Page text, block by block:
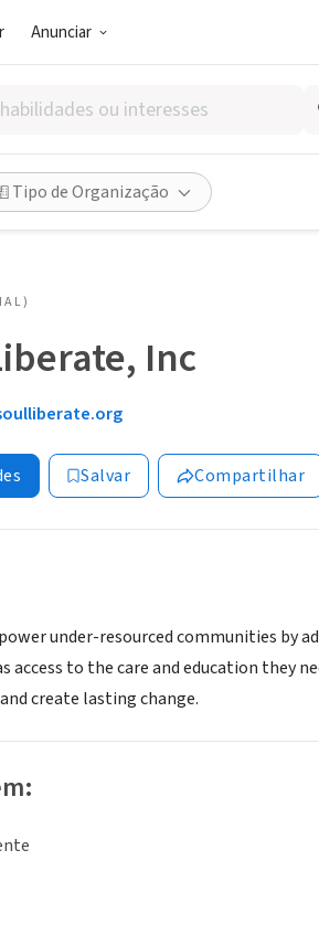
Anunciar
Tipo de Organização
Inc
Salvar Compartilhar
under-resourced communities by
access to the care and education
create lasting change.